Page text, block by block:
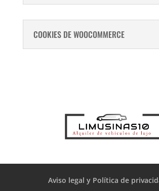
COOKIES DE WOOCOMMERCE
Aviso legal y Política de